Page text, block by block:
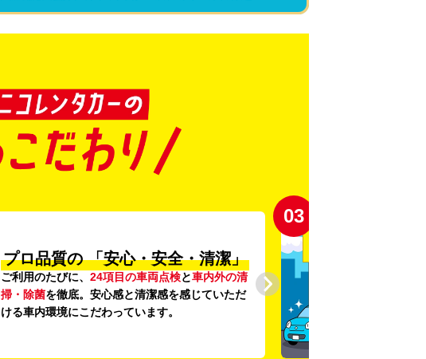
プロ品質の 「安心・安全・清潔」
ご利用のたびに、 24項目の車両点検と車内外の清
掃・除菌を徹底。安心感と清潔感を感じていただ
ける車内環境にこだわっています。
03